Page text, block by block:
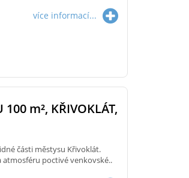
více informací...
100 m², KŘIVOKLÁT,
části městysu Křivoklát.
atmosféru poctivé venkovské..